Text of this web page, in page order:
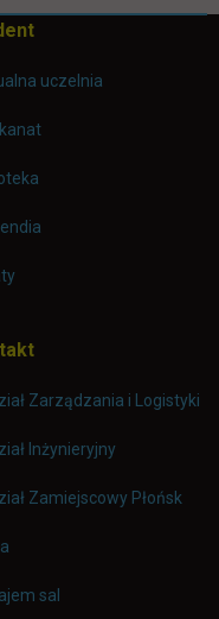
uczelnia
Zarządzania i Logistyki
Inżynieryjny
Zamiejscowy Płońsk
sal